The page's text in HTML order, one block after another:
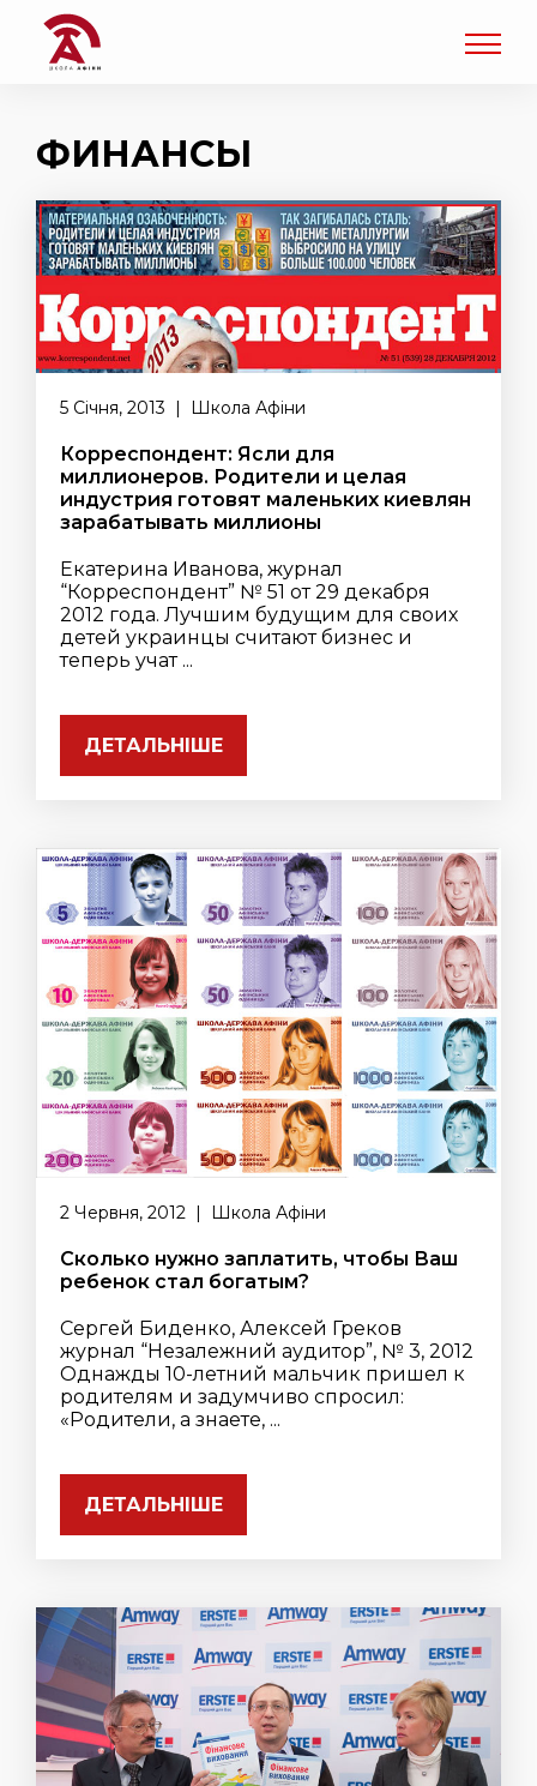
ФИНАНСЫ
5 Січня, 2013 | Школа Афіни
Корреспондент: Ясли для
миллионеров. Родители и целая
индустрия готовят маленьких киевлян
зарабатывать миллионы
Екатерина Иванова, журнал
“Корреспондент” № 51 от 29 декабря
2012 года. Лучшим будущим для своих
детей украинцы считают бизнес и
теперь учат ...
ДЕТАЛЬНІШЕ
2 Червня, 2012 | Школа Афіни
Сколько нужно заплатить, чтобы Ваш
ребенок стал богатым?
Сергей Биденко, Алексей Греков
журнал “Незалежний аудитор”, № 3, 2012
Однажды 10-летний мальчик пришел к
родителям и задумчиво спросил:
«Родители, а знаете, ...
ДЕТАЛЬНІШЕ